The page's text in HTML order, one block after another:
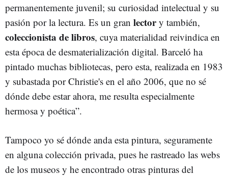
permanentemente juvenil; su curiosidad intelectual y su
pasión por la lectura. Es un gran lectory también,
coleccionista de libros, cuya materialidad reivindica en
esta época de desmaterialización digital. Barceló ha
pintado muchas bibliotecas, pero esta, realizada en 1983
y subastada por Christie's en el año 2006, que no sé
dónde debe estar ahora, me resulta especialmente
hermosa y poética”.
Tampoco yo sé dónde anda esta pintura, seguramente
en alguna colección privada, pues he rastreado las webs
de los museos y he encontrado otras pinturas del